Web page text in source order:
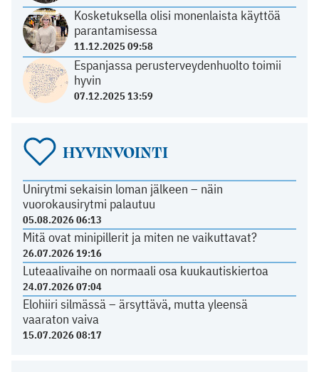
Kosketuksella olisi monenlaista käyttöä
parantamisessa
11.12.2025 09:58
Espanjassa perusterveydenhuolto toimii
hyvin
07.12.2025 13:59
HYVINVOINTI
Unirytmi sekaisin loman jälkeen – näin
vuorokausirytmi palautuu
05.08.2026 06:13
Mitä ovat minipillerit ja miten ne vaikuttavat?
26.07.2026 19:16
Luteaalivaihe on normaali osa kuukautiskiertoa
24.07.2026 07:04
Elohiiri silmässä – ärsyttävä, mutta yleensä
vaaraton vaiva
15.07.2026 08:17